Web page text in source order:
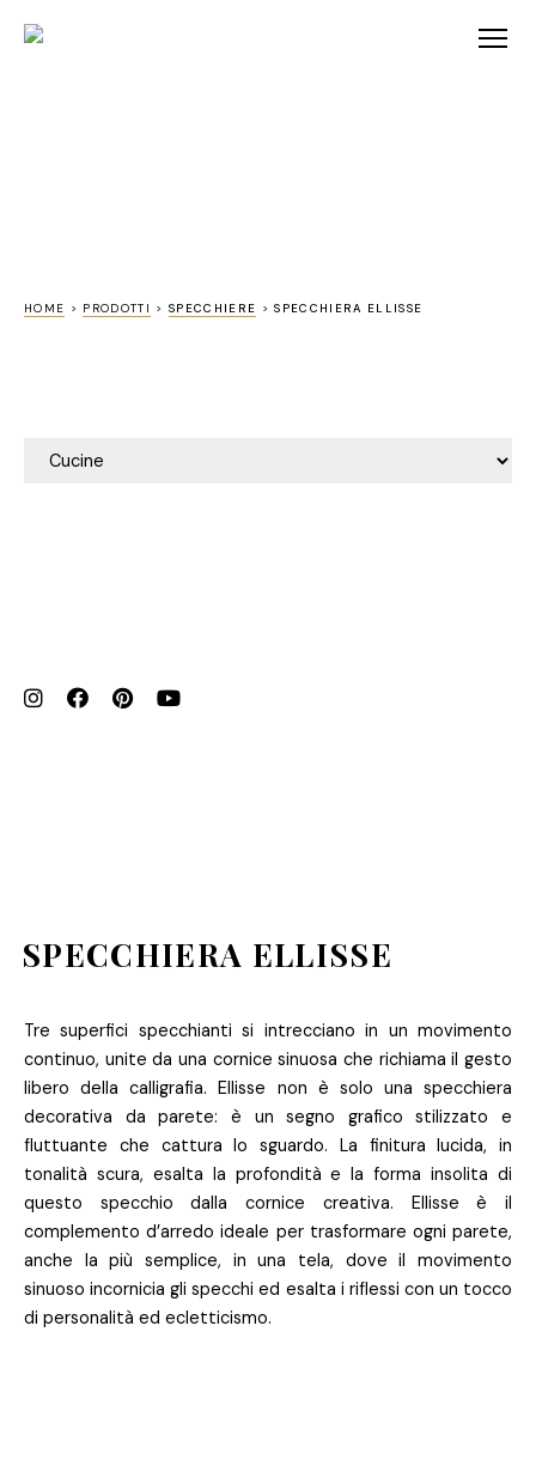
HOME > PRODOTTI >SPECCHIERE >SPECCHIERA ELLISSE
SPECCHIERA ELLISSE
Tre superfici specchianti si intrecciano in un movimento
continuo, unite da una cornice sinuosa che richiama il gesto
libero della calligrafia. Ellisse non è solo una specchiera
decorativa da parete: è un segno grafico stilizzato e
fluttuante che cattura lo sguardo. La finitura lucida, in
tonalità scura, esalta la profondità e la forma insolita di
questo specchio dalla cornice creativa. Ellisse è il
complemento d’arredo ideale per trasformare ogni parete,
anche la più semplice, in una tela, dove il movimento
sinuoso incornicia gli specchi ed esalta i riflessi con un tocco
di personalità ed ecletticismo.